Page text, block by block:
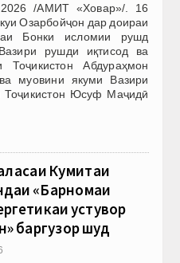
/АМИТ «Ховар»/. 16
Озарбойҷон дар доираи
Бонки исломии рушд
рушди иқтисод ва
Тоҷикистон Абдураҳмон
муовини якуми Вазири
Тоҷикистон Юсуф Маҷидӣ
Кумитаи
«Барномаи
устувор
баргузор шуд